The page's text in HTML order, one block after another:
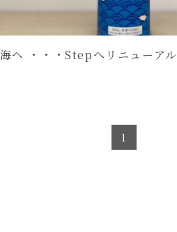
海へ ・・・Stepへリニューアル
1